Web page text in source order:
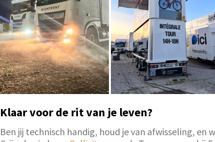
Klaar voor de rit van je leven?
Ben jij technisch handig, houd je van afwisseling,